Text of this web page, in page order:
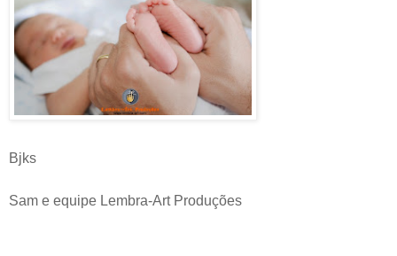
Bjks
Sam e equipe Lembra-Art Produções